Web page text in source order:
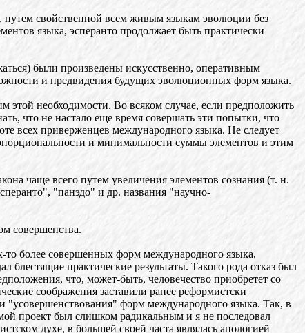
путем свойственной всем живым языкам эволюции без
языка, эсперанто продолжает быть практически
были произведены искусственно, оперативным
и предвидения будущих эволюционных форм языка.
необходимости. Во всяком случае, если предположить
что не настало еще время совершать эти попытки, что
всех приверженцев международного языка. Не следует
и минимальности суммы элементов и этим
чаще всего путем увеличения элементов сознания (т. н.
"панэдо" и др. названия "научно-
совершенства.
то более совершенных форм международного языка,
блестящие практические результаты. Такого рода отказ был
что, может-быть, человечество приобретет со
соображения заставили ранее реформистски
"усовершенствования" форм международного языка. Так, в
проект был слишком радикальным и я не последовал
духе, в большей своей часта являлась апологией